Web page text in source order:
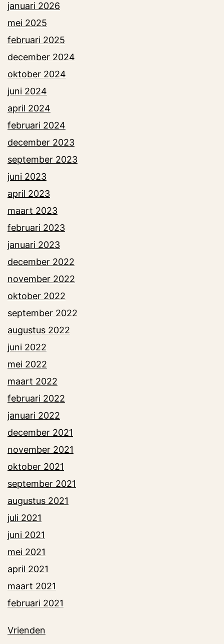
januari 2026
mei 2025
februari 2025
december 2024
oktober 2024
juni 2024
april 2024
februari 2024
december 2023
september 2023
juni 2023
april 2023
maart 2023
februari 2023
januari 2023
december 2022
november 2022
oktober 2022
september 2022
augustus 2022
juni 2022
mei 2022
maart 2022
februari 2022
januari 2022
december 2021
november 2021
oktober 2021
september 2021
augustus 2021
juli 2021
juni 2021
mei 2021
april 2021
maart 2021
februari 2021
Vrienden